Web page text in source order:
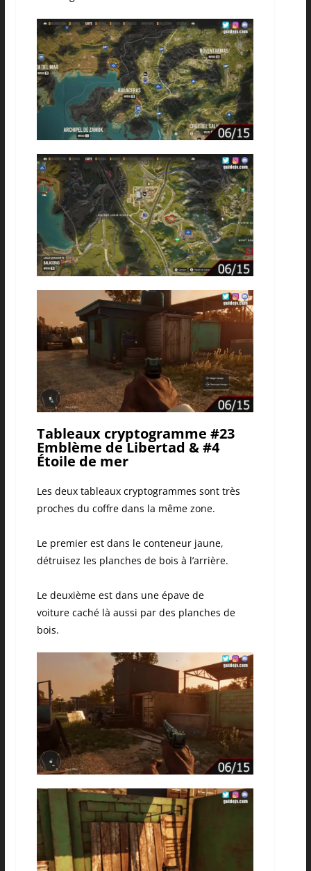
Tableaux cryptogramme #23
Emblème de Libertad & #4
Étoile de mer
Les deux tableaux cryptogrammes sont très
proches du coffre dans la même zone.
Le premier est dans le conteneur jaune,
détruisez les planches de bois à l’arrière.
Le deuxième est dans une épave de
voiture cachélà aussi par des planches de
bois.